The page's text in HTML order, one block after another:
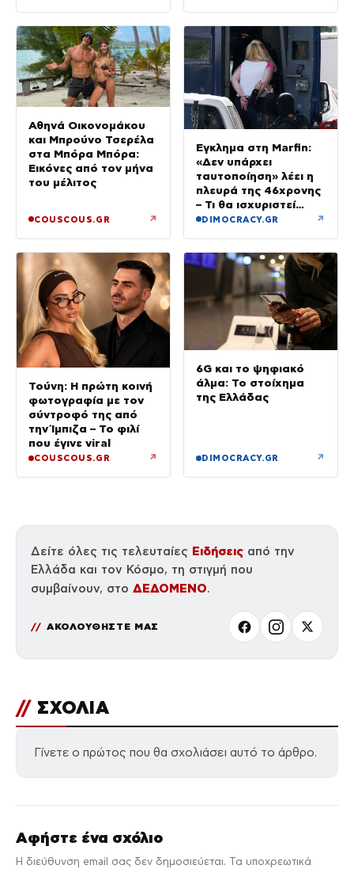
Αθηνά Οικονομάκου
και Μπρούνο Τσερέλα
στα Μπόρα Μπόρα:
Εικόνες από τον μήνα
του μέλιτος
COUSCOUS.GR ↗
Έγκλημα στη Marfin:
«Δεν υπάρχει
ταυτοποίηση» λέει η
πλευρά της 46χρονης
– Τι θα ισχυριστεί
στην απολογία της
DIMOCRACY.GR ↗
Τούνη: Η πρώτη κοινή
φωτογραφία με τον
σύντροφό της από
την Ίμπιζα – Το φιλί
που έγινε viral
COUSCOUS.GR ↗
6G και το ψηφιακό
άλμα: Το στοίχημα
της Ελλάδας
DIMOCRACY.GR ↗
Δείτε όλες τις τελευταίες Ειδήσεις από την
Ελλάδα και τον Κόσμο, τη στιγμή που
συμβαίνουν, στο ΔΕΔΟΜΕΝΟ.
ΑΚΟΛΟΥΘΗΣΤΕ ΜΑΣ
// ΣΧΟΛΙΑ
Γίνετε ο πρώτος που θα σχολιάσει αυτό το άρθρο.
Αφήστε ένα σχόλιο
Η διεύθυνση email σας δεν δημοσιεύεται. Τα υποχρεωτικά